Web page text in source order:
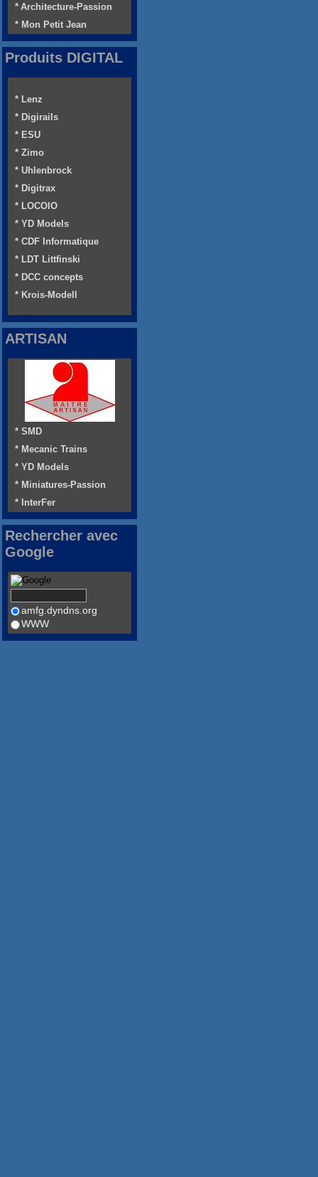
* Architecture-Passion
* Mon Petit Jean
Produits DIGITAL
* Lenz
* Digirails
* ESU
* Zimo
* Uhlenbrock
* Digitrax
* LOCOIO
* YD Models
* CDF Informatique
* LDT Littfinski
* DCC concepts
* Krois-Modell
ARTISAN
* SMD
* Mecanic Trains
* YD Models
* Miniatures-Passion
* InterFer
Rechercher avec
Google
amfg.dyndns.org
WWW